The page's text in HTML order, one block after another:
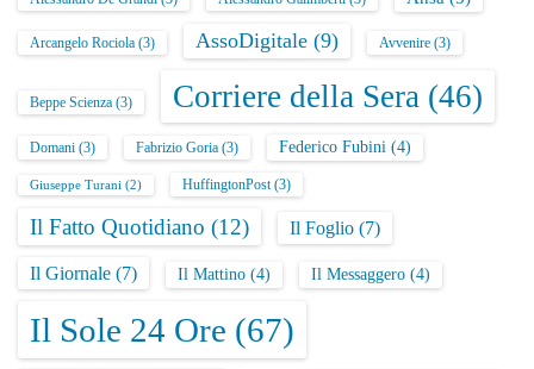
Arcangelo Rociola (3) AssoDigitale (9) Avvenire (3)
Beppe Scienza (3) Corriere della Sera (46)
Domani (3) Fabrizio Goria (3) Federico Fubini (4)
Giuseppe Turani (2) HuffingtonPost(3)
Il Fatto Quotidiano (12) Il Foglio (7)
Il Giornale (7) Il Mattino (4) Il Messaggero (4)
Il Sole 24 Ore (67)